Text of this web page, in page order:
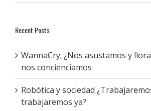
Recent Posts
WannaCry; ¿Nos asustamos y
nos concienciamos
Robótica y sociedad
trabajaremos ya?